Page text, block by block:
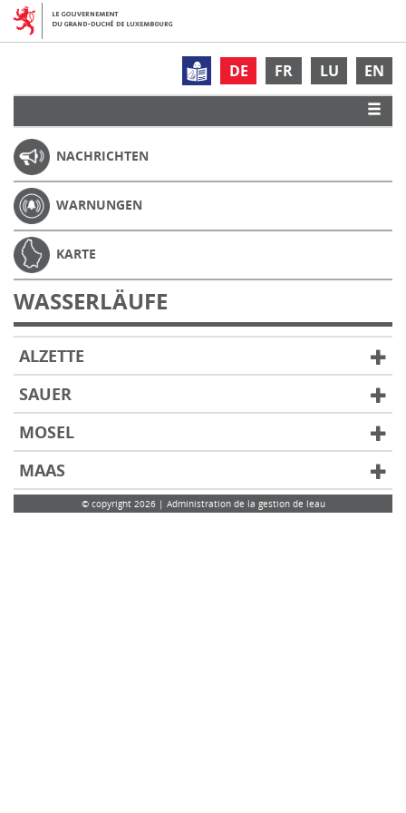
DE FR LU EN
NACHRICHTEN
WARNUNGEN
KARTE
WASSERLÄUFE
ALZETTE
SAUER
MOSEL
MAAS
© copyright 2026 | Administration de la gestion de leau